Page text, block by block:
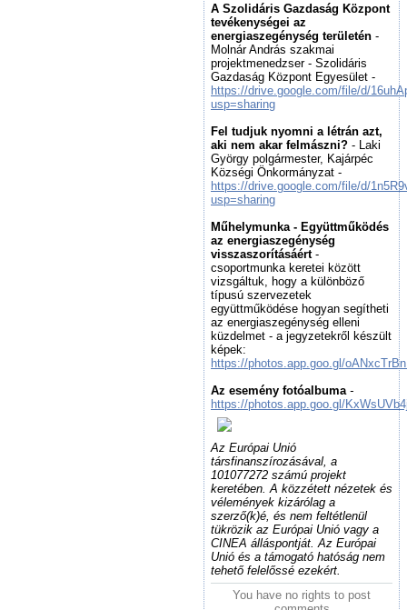
A Szolidáris Gazdaság Központ
tevékenységei az
energiaszegénység területén -
Molnár András szakmai
projektmenedzser - Szolidáris
Gazdaság Központ Egyesület -
https://drive.google.com/file/d/
usp=sharing
Fel tudjuk nyomni a létrán azt,
aki nem akar felmászni? - Laki
György polgármester, Kajárpéc
Községi Önkormányzat -
https://drive.google.com/file/d/
usp=sharing
Műhelymunka - Együttműködés
az energiaszegénység
visszaszorításáért -
csoportmunka keretei között
vizsgáltuk, hogy a különböző
típusú szervezetek
együttműködése hogyan segítheti
az energiaszegénység elleni
küzdelmet - a jegyzetekről készült
képek:
https://photos.app.goo.gl/
Az esemény fotóalbuma -
https://photos.app.goo.gl/
Az Európai Unió
társfinanszírozásával, a
101077272 számú projekt
keretében. A közzétett nézetek és
vélemények kizárólag a
szerző(k)é, és nem feltétlenül
tükrözik az Európai Unió vagy a
CINEA álláspontját. Az Európai
Unió és a támogató hatóság nem
tehető felelőssé ezekért.
You have no rights to post